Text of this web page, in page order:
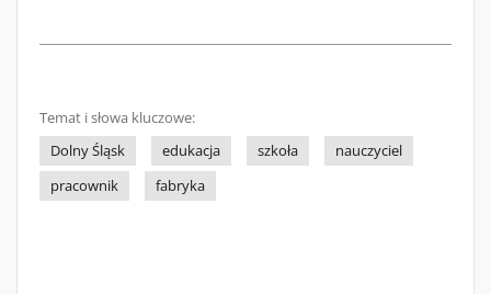
Temat i słowa kluczowe:
Dolny Śląsk
edukacja szkoła
nauczyciel
pracownik
fabryka